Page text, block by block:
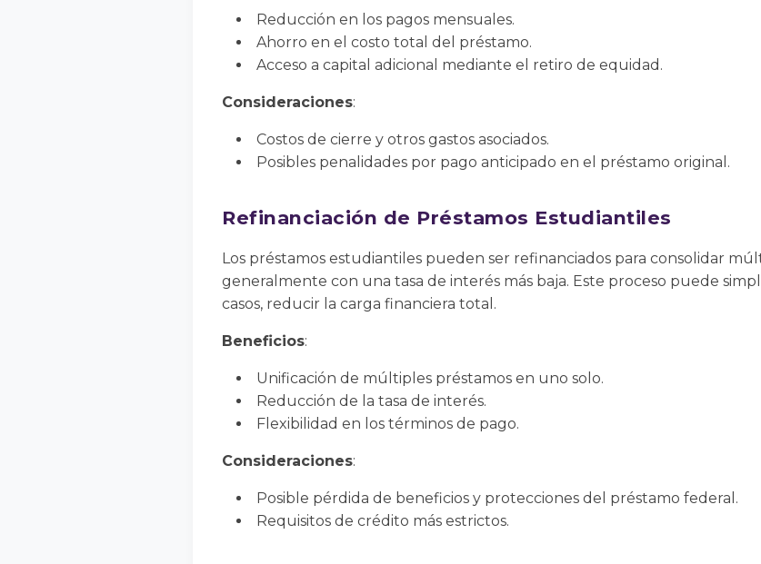
Reducción en los pagos mensuales.
Ahorro en el costo total del préstamo.
Acceso a capital adicional mediante el retiro de equidad.
Consideraciones:
Costos de cierre y otros gastos asociados.
Posibles penalidades por pago anticipado en el préstamo original.
Refinanciación de Préstamos Estudiantiles
Los préstamos estudiantiles pueden ser refinanciados para consolidar
generalmente con una tasa de interés más baja. Este proceso puede
casos, reducir la carga financiera total.
Beneficios:
Unificación de múltiples préstamos en uno solo.
Reducción de la tasa de interés.
Flexibilidad en los términos de pago.
Consideraciones:
Posible pérdida de beneficios y protecciones del préstamo federal.
Requisitos de crédito más estrictos.